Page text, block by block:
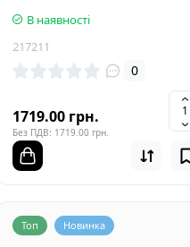
В наявності
217211
0
1719.00 грн.
Без ПДВ: 1719.00 грн.
Топ Новинка